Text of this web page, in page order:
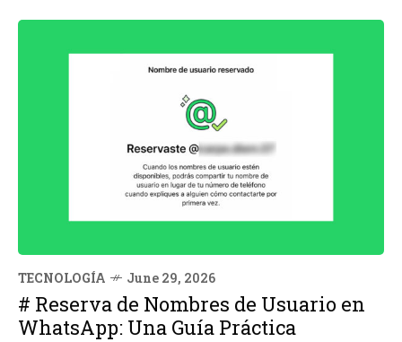
TECNOLOGÍA June 29, 2026
# Reserva de Nombres de Usuario en
WhatsApp: Una Guía Práctica